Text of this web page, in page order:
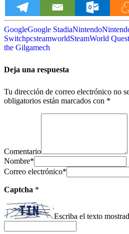
GoogleGoogle StadiaNintendo
SwitchpcsteamworldSteamWorld Quest
the Gilgamech
Deja una respuesta
Tu dirección de correo electrónico no
obligatorios están marcados con *
Comentario
Nombre*
Correo electrónico*
Captcha *
Escriba el texto